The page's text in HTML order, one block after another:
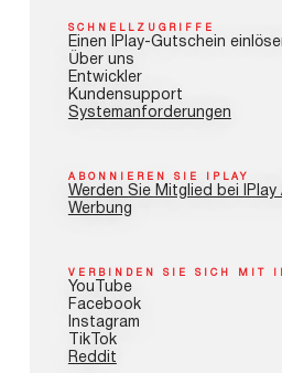
SCHNELLZUGRIFFE
Einen IPlay-Gutschein
Über uns
Entwickler
Kundensupport
Systemanforderungen
ABONNIEREN SIE IPLAY
Werden Sie Mitglied bei IPlay
Werbung
VERBINDEN SIE SICH MIT
YouTube
Facebook
Instagram
TikTok
Reddit